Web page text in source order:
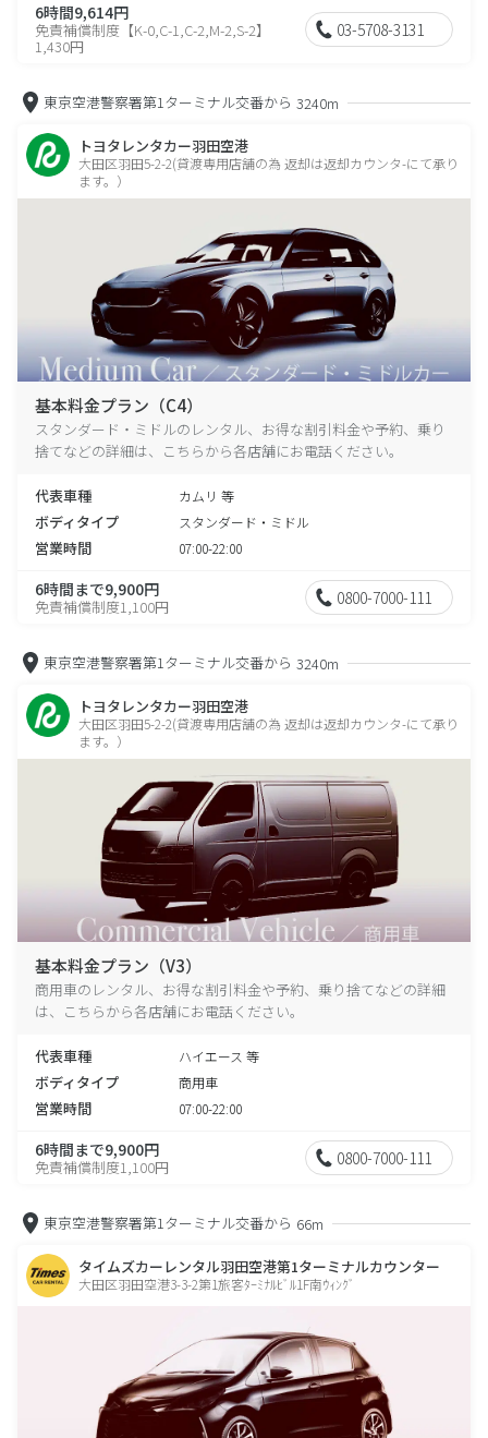
6時間9,614円
免責補償制度【K-0,C-1,C-2,M-2,S-2】
1,430円
03-5708-3131
東京空港警察署第1ターミナル交番から 3240m
トヨタレンタカー羽田空港
大田区羽田5-2-2(貸渡専用店舗の為 返却は返却カウンタ-にて承り
ます。）
基本料金プラン（C4）
スタンダード・ミドルのレンタル、お得な割引料金や予約、乗り
捨てなどの詳細は、こちらから各店舗にお電話ください。
代表車種 カムリ 等
ボディタイプ スタンダード・ミドル
営業時間 07:00-22:00
6時間まで9,900円
免責補償制度1,100円 0800-7000-111
東京空港警察署第1ターミナル交番から 3240m
トヨタレンタカー羽田空港
大田区羽田5-2-2(貸渡専用店舗の為 返却は返却カウンタ-にて承り
ます。）
基本料金プラン（V3）
商用車のレンタル、お得な割引料金や予約、乗り捨てなどの詳細
は、こちらから各店舗にお電話ください。
代表車種 ハイエース 等
ボディタイプ 商用車
営業時間 07:00-22:00
6時間まで9,900円
免責補償制度1,100円 0800-7000-111
東京空港警察署第1ターミナル交番から 66m
タイムズカーレンタル羽田空港第1ターミナルカウンター
大田区羽田空港3-3-2第1旅客ﾀｰﾐﾅﾙﾋﾞﾙ1F南ｳｨﾝｸﾞ